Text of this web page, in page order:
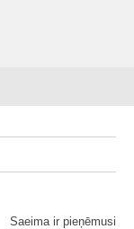
Saeima ir pieņēmusi